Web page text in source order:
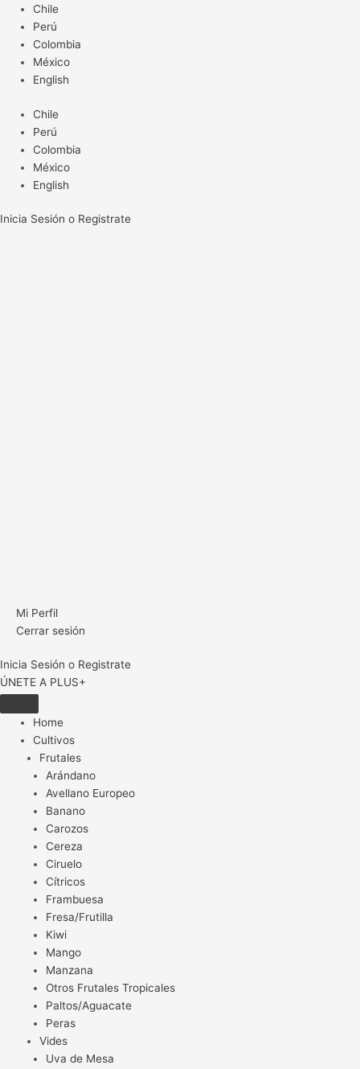
contenido
Chile
Perú
Colombia
México
English
Chile
Perú
Colombia
México
English
Inicia Sesión o Registrate
Mi Perfil
Cerrar sesión
Inicia Sesión o Registrate
ÚNETE A PLUS+
Home
Cultivos
Frutales
Arándano
Avellano Europeo
Banano
Carozos
Cereza
Ciruelo
Cítricos
Frambuesa
Fresa/Frutilla
Kiwi
Mango
Manzana
Otros Frutales Tropicales
Paltos/Aguacate
Peras
Vides
Uva de Mesa